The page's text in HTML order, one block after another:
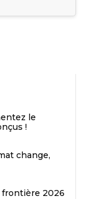
le
!
change,
frontière 2026